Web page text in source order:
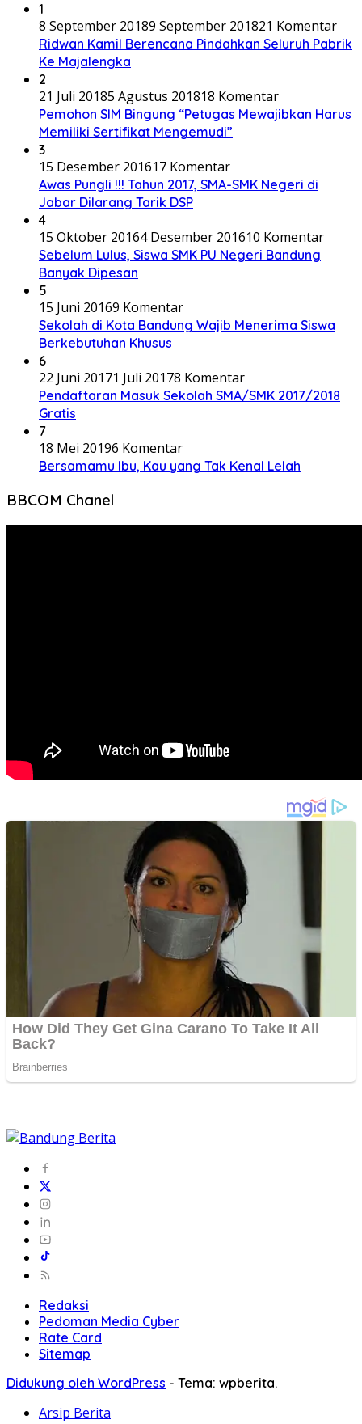
1
8 September 20189 September 201821 Komentar
Ridwan Kamil Berencana Pindahkan Seluruh Pabrik
Ke Majalengka
2
21 Juli 20185 Agustus 201818 Komentar
Pemohon SIM Bingung “Petugas Mewajibkan Harus
Memiliki Sertifikat Mengemudi”
3
15 Desember 201617 Komentar
Awas Pungli !!! Tahun 2017, SMA-SMK Negeri di
Jabar Dilarang Tarik DSP
4
15 Oktober 20164 Desember 201610 Komentar
Sebelum Lulus, Siswa SMK PU Negeri Bandung
Banyak Dipesan
5
15 Juni 20169 Komentar
Sekolah di Kota Bandung Wajib Menerima Siswa
Berkebutuhan Khusus
6
22 Juni 20171 Juli 20178 Komentar
Pendaftaran Masuk Sekolah SMA/SMK 2017/2018
Gratis
7
18 Mei 20196 Komentar
Bersamamu Ibu, Kau yang Tak Kenal Lelah
BBCOM Chanel
Redaksi
Pedoman Media Cyber
Rate Card
Sitemap
Didukung oleh WordPress - Tema: wpberita.
Arsip Berita